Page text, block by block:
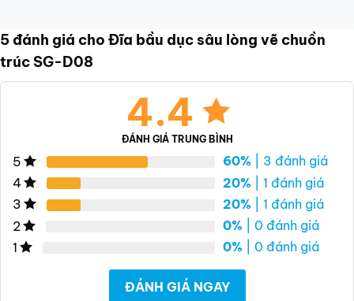
5 đánh giá cho Đĩa bầu dục sâu lòng vẽ chuồn
trúc SG-D08
4.4
ĐÁNH GIÁ TRUNG BÌNH
5 60% | 3 đánh giá
4
20% | 1 đánh giá
3
20% | 1 đánh giá
2
0% | 0 đánh giá
1
0% | 0 đánh giá
ĐÁNH GIÁ NGAY